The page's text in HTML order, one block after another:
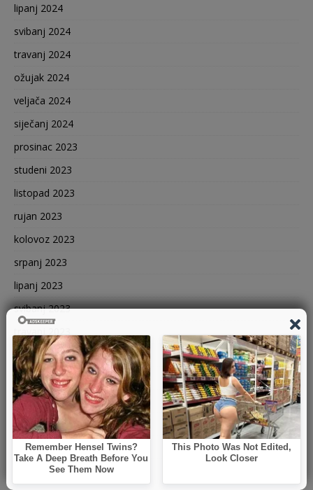
lipanj 2024
svibanj 2024
travanj 2024
ožujak 2024
veljača 2024
siječanj 2024
prosinac 2023
studeni 2023
listopad 2023
rujan 2023
kolovoz 2023
srpanj 2023
lipanj 2023
svibanj 2023
ožujak 2023
veljača 2023
siječanj 2023
prosinac 2022
studeni 2022
listopad 2022